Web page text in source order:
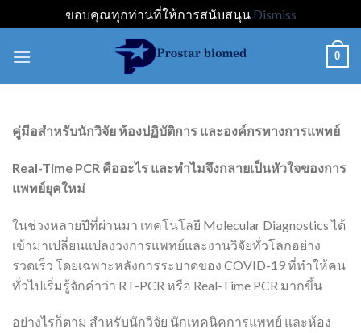
ขอบคุณทุกท่านที่ให้การสนับสนุน Dismiss
0
คู่มือสำหรับนักวิจัย ห้องปฏิบัติการ และองค์กรทางการแพทย์
Real-Time PCR คืออะไร และทำไมจึงกลายเป็นหัวใจของการ
แพทย์ยุคใหม่
ในช่วงหลายปีที่ผ่านมา เทคโนโลยี Molecular Diagnostics ได้
เข้ามาเปลี่ยนแปลงวงการแพทย์และงานวิจัยทั่วโลกอย่าง
รวดเร็ว โดยเฉพาะหลังการระบาดของ COVID-19 ที่ทำให้คน
ทั่วไปเริ่มรู้จักคำว่า RT-PCR หรือ Real-Time PCR มากขึ้น
อย่างไรก็ตาม สำหรับนักวิจัย นักเทคนิคการแพทย์ และห้อง